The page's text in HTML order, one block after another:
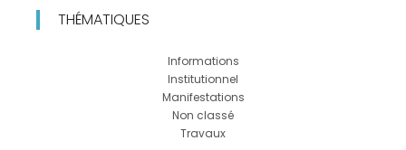
THÉMATIQUES
Informations
Institutionnel
Manifestations
Non classé
Travaux